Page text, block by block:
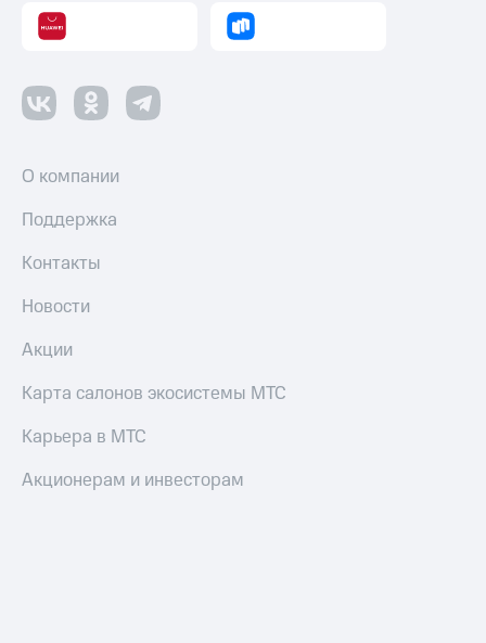
О компании
Поддержка
Контакты
Новости
Акции
Карта салонов экосистемы МТС
Карьера в МТС
Акционерам и инвесторам